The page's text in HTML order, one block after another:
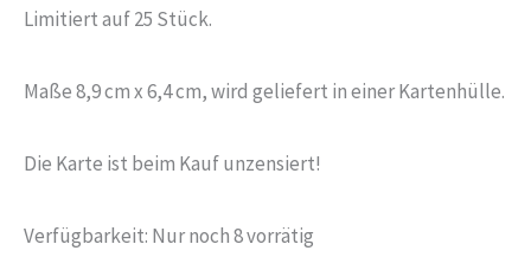
war: ist:
Limitiert auf 25 Stück.
Maße 8,9 cm x 6,4 cm, wird geliefert in einer Kartenhülle.
Die Karte ist beim Kauf unzensiert!
Verfügbarkeit: Nur noch 8 vorrätig